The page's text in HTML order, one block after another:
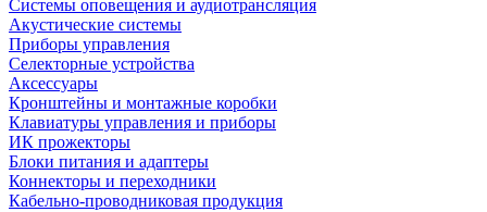
Системы оповещения и аудиотрансляция
Акустические системы
Приборы управления
Селекторные устройства
Аксессуары
Кронштейны и монтажные коробки
Клавиатуры управления и приборы
ИК прожекторы
Блоки питания и адаптеры
Коннекторы и переходники
Кабельно-проводниковая продукция